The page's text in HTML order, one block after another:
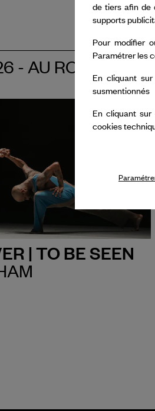
Lire plus
- AU
| TO BE SEEN
de tiers afin de
supports
Pour modifier
Paramétrer les
En cliquant
susmentionnés
En cliquant sur
cookies